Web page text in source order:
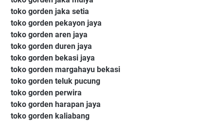
toko gorden jaka setia
toko gorden pekayon jaya
toko gorden aren jaya
toko gorden duren jaya
toko gorden bekasi jaya
toko gorden margahayu bekasi
toko gorden teluk pucung
toko gorden perwira
toko gorden harapan jaya
toko gorden kaliabang